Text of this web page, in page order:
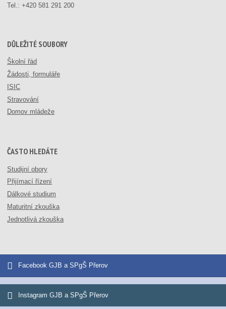
Tel.:+420 581 291 200
DŮLEŽITÉ SOUBORY
Školní řád
Žádosti, formuláře
ISIC
Stravování
Domov mládeže
ČASTO HLEDÁTE
Studijní obory
Přijímací řízení
Dálkové studium
Maturitní zkouška
Jednotlivá zkouška
Facebook GJB a SPgŠ Přerov
Instagram GJB a SPgŠ Přerov